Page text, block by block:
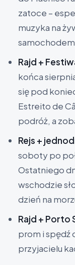
zatoce –
muzyka na
Rajd +
końca
się pod
Estreito de
podróż, a
Rejs +
soboty po
Ostatniego
wschodzie
dzień na
Rajd + Porto
prom i spędź
przyjacielu